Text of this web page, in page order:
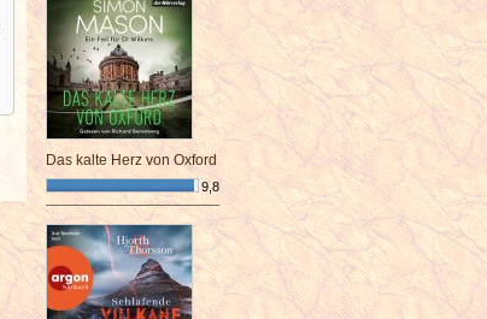
Das kalte Herz von Oxford
9,8
¯¯¯¯¯¯¯¯¯¯¯¯¯¯¯¯¯¯¯¯¯¯¯¯